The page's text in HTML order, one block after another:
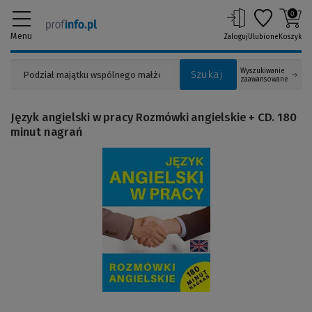
Menu
Szukaj
Wyszukiwanie
zaawansowane
ZalogujUlubione
0
Koszyk
Język angielski w pracy Rozmówki angielskie + CD. 180
minut nagrań